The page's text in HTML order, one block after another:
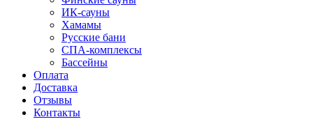
ИК-сауны
Хамамы
Русские бани
СПА-комплексы
Бассейны
Оплата
Доставка
Отзывы
Контакты